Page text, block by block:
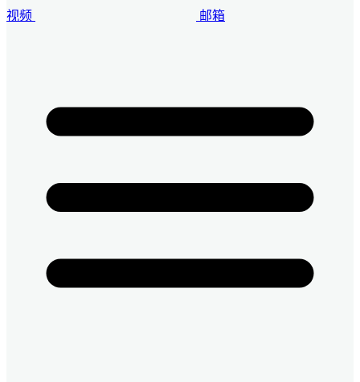
视频 邮箱